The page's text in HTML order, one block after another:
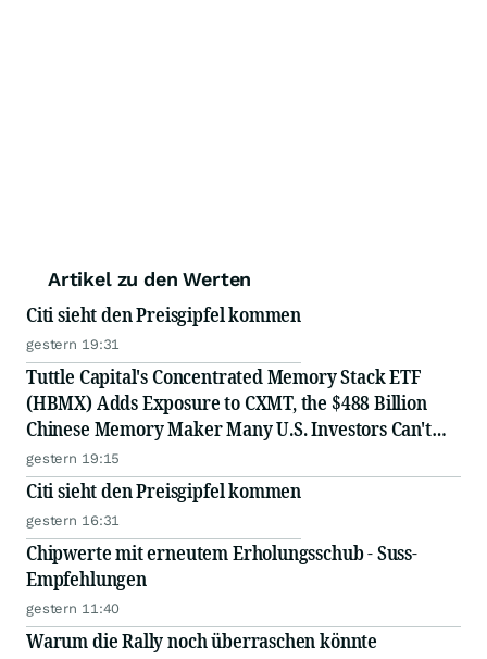
Artikel zu den Werten
Citi sieht den Preisgipfel kommen
gestern 19:31
Tuttle Capital's Concentrated Memory Stack ETF
(HBMX) Adds Exposure to CXMT, the $488 Billion
Chinese Memory Maker Many U.S. Investors Can't
Access Directly
gestern 19:15
Citi sieht den Preisgipfel kommen
gestern 16:31
Chipwerte mit erneutem Erholungsschub - Suss-
Empfehlungen
gestern 11:40
Warum die Rally noch überraschen könnte